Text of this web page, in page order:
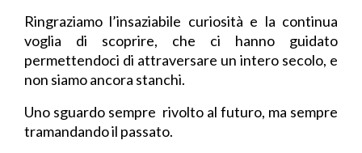
Ringraziamo l’insaziabile curiosità e la continua
voglia di scoprire, che ci hanno guidato
permettendoci di attraversare un intero secolo, e
non siamo ancora stanchi.
Uno sguardo sempre rivolto al futuro, ma sempre
tramandando il passato.